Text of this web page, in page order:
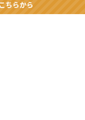
ちらから